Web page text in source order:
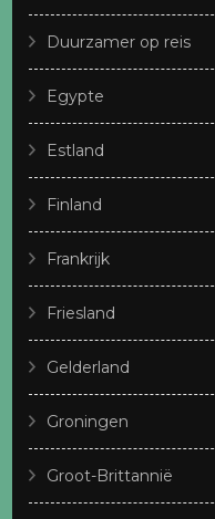
Duurzamer op reis
Egypte
Estland
Finland
Frankrijk
Friesland
Gelderland
Groningen
Groot-Brittannië